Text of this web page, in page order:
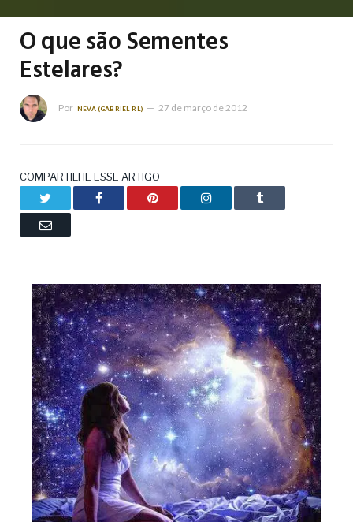
O que são Sementes
Estelares?
Por NEVA (GABRIEL RL) 27 de março de 2012
COMPARTILHE ESSE ARTIGO
Facebook Pinterest LinkedIn Tumblr
Email